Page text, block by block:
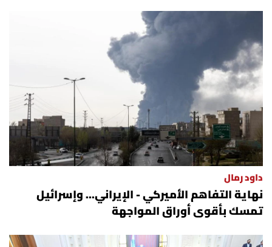
داود رمال
نهاية التفاهم الأميركي - الإيراني... وإسرائيل
تمسك بأقوى أوراق المواجهة